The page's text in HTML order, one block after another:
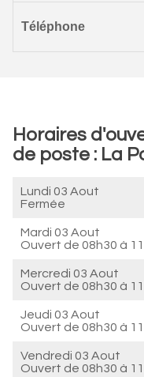
Téléphone
Horaires
de poste : La
Lundi 03 Aout
Fermée
Mardi 03 Aout
Ouvert de 08h30 à
Mercredi 03 Aout
Ouvert de 08h30 à
Jeudi 03 Aout
Ouvert de 08h30 à
Vendredi 03 Aout
Ouvert de 08h30 à